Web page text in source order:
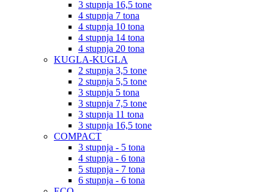
3 stupnja 16,5 tone
4 stupnja 7 tona
4 stupnja 10 tona
4 stupnja 14 tona
4 stupnja 20 tona
KUGLA-KUGLA
2 stupnja 3,5 tone
2 stupnja 5,5 tone
3 stupnja 5 tona
3 stupnja 7,5 tone
3 stupnja 11 tona
3 stupnja 16,5 tone
COMPACT
3 stupnja - 5 tona
4 stupnja - 6 tona
5 stupnja - 7 tona
6 stupnja - 6 tona